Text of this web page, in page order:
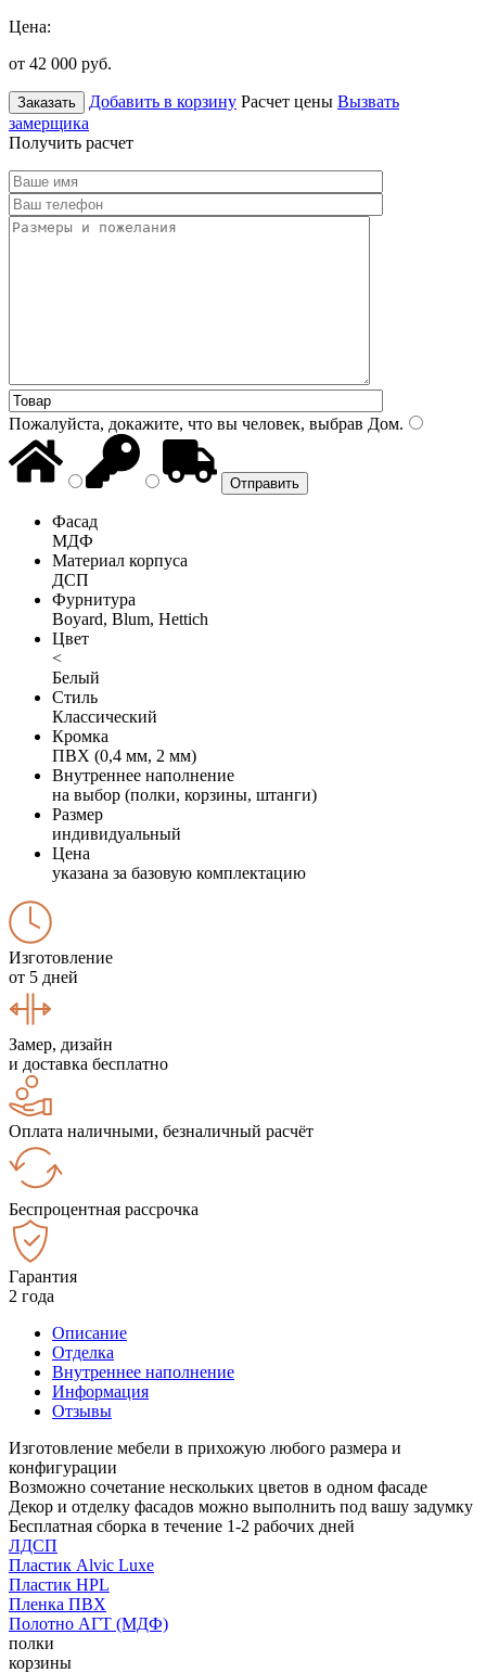
Цена:
от 42 000 руб.
Заказать Добавить в корзину Расчет цены Вызвать
замерщика
Получить расчет
Пожалуйста, докажите, что вы человек, выбрав Дом.
Фасад
МДФ
Материал корпуса
ДСП
Фурнитура
Boyard, Blum, Hettich
Цвет
<
Белый
Стиль
Классический
Кромка
ПВХ (0,4 мм, 2 мм)
Внутреннее наполнение
на выбор (полки, корзины, штанги)
Размер
индивидуальный
Цена
указана за базовую комплектацию
Изготовление
от 5 дней
Замер, дизайн
и доставка бесплатно
Оплата наличными, безналичный расчёт
Беспроцентная рассрочка
Гарантия
2 года
Описание
Отделка
Внутреннее наполнение
Информация
Отзывы
Изготовление мебели в прихожую любого размера и
конфигурации
Возможно сочетание нескольких цветов в одном фасаде
Декор и отделку фасадов можно выполнить под вашу задумку
Бесплатная сборка в течение 1-2 рабочих дней
ЛДСП
Пластик Alvic Luxe
Пластик HPL
Пленка ПВХ
Полотно АГТ (МДФ)
полки
корзины